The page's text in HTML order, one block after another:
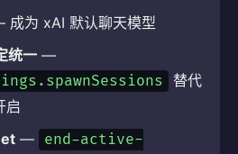
成为 xAI 默认聊天模型
统一 —
替代
启
— end-active-